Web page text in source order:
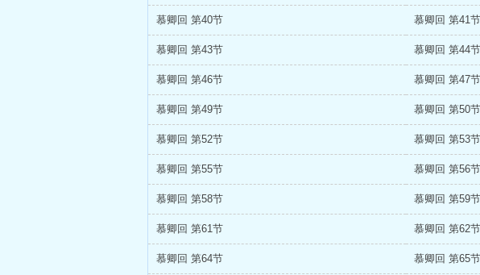
慕卿回 第40节 慕卿回 第41节
慕卿回 第43节 慕卿回 第44节
慕卿回 第46节 慕卿回 第47节
慕卿回 第49节 慕卿回 第50节
慕卿回 第52节 慕卿回 第53节
慕卿回 第55节 慕卿回 第56节
慕卿回 第58节 慕卿回 第59节
慕卿回 第61节 慕卿回 第62节
慕卿回 第64节 慕卿回 第65节